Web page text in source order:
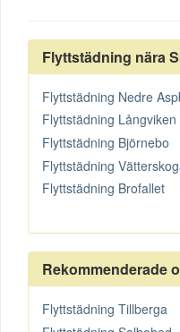
Flyttstädning nära
Flyttstädning Nedre
Flyttstädning Långviken
Flyttstädning Björnebo
Flyttstädning
Flyttstädning Brofallet
Rekommenderade
Flyttstädning Tillberga